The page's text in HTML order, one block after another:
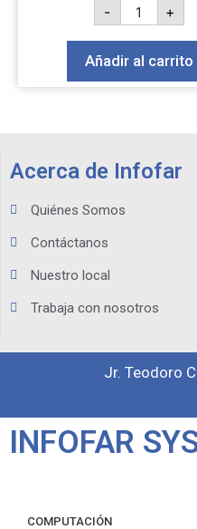
- +
Añadir al carrito
Acerca de Infofar
Quiénes Somos
Contáctanos
Nuestro local
Trabaja con nosotros
Jr. Teodoro
INFOFAR
COMPUTACIÓN